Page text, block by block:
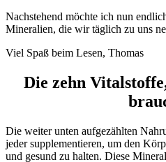
Nachstehend möchte ich nun
Mineralien, die wir täglich zu uns
Viel Spaß beim Lesen, Thomas
Die zehn
Die weiter unten aufgezählten
jeder supplementieren, um den
und gesund zu halten. Diese